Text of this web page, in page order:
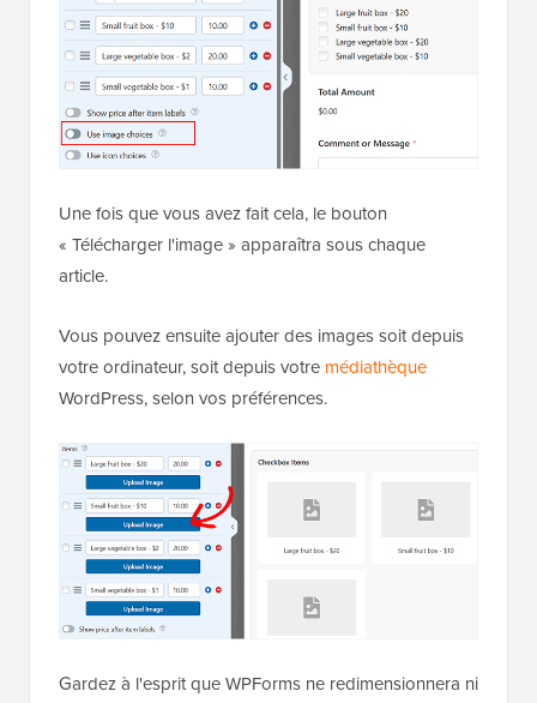
Une fois que vous avez fait cela, le bouton
« Télécharger l'image » apparaîtra sous chaque
article.
Vous pouvez ensuite ajouter des images soit depuis
votre ordinateur, soit depuis votre médiathèque
WordPress, selon vos préférences.
Gardez à l'esprit que WPForms ne redimensionnera ni